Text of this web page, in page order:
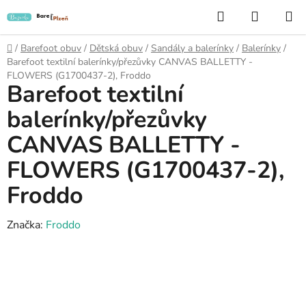
na
obsah
Hledat
KOŠÍK
Domů
/ Barefoot obuv / Dětská obuv / Sandály a balerínky / Balerínky /
Barefoot textilní balerínky/přezůvky CANVAS BALLETTY -
FLOWERS (G1700437-2), Froddo
Barefoot textilní
balerínky/přezůvky
CANVAS BALLETTY -
FLOWERS (G1700437-2),
Froddo
Značka: Froddo